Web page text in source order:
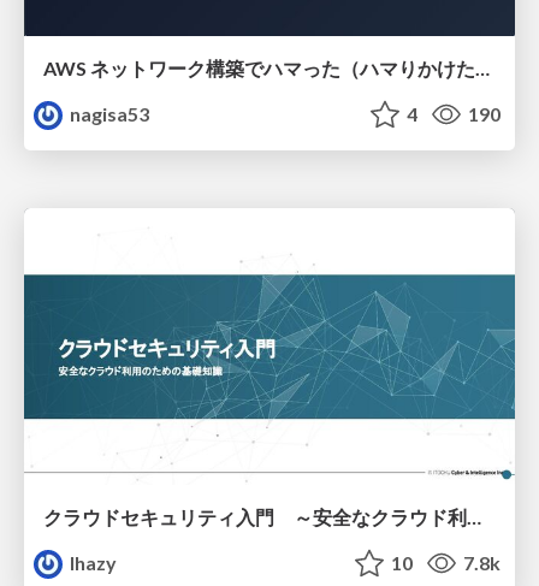
AWS ネットワーク構築でハマった（ハマりかけた） 5選とそこから得た教訓
nagisa53
4 190
lhazy
10 7.8k